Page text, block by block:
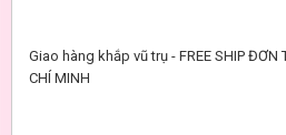
Giao hàng khắp vũ trụ - FREE SHIP ĐƠN
CHÍ MINH